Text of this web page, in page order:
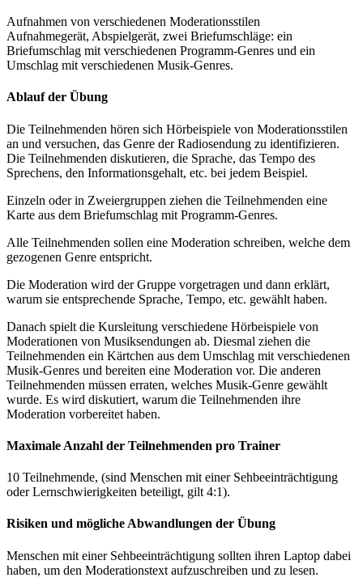
Aufnahmen von verschiedenen Moderationsstilen
Aufnahmegerät, Abspielgerät, zwei Briefumschläge: ein
Briefumschlag mit verschiedenen Programm-Genres und ein
Umschlag mit verschiedenen Musik-Genres.
Ablauf der Übung
Die Teilnehmenden hören sich Hörbeispiele von Moderationsstilen
an und versuchen, das Genre der Radiosendung zu identifizieren.
Die Teilnehmenden diskutieren, die Sprache, das Tempo des
Sprechens, den Informationsgehalt, etc. bei jedem Beispiel.
Einzeln oder in Zweiergruppen ziehen die Teilnehmenden eine
Karte aus dem Briefumschlag mit Programm-Genres.
Alle Teilnehmenden sollen eine Moderation schreiben, welche dem
gezogenen Genre entspricht.
Die Moderation wird der Gruppe vorgetragen und dann erklärt,
warum sie entsprechende Sprache, Tempo, etc. gewählt haben.
Danach spielt die Kursleitung verschiedene Hörbeispiele von
Moderationen von Musiksendungen ab. Diesmal ziehen die
Teilnehmenden ein Kärtchen aus dem Umschlag mit verschiedenen
Musik-Genres und bereiten eine Moderation vor. Die anderen
Teilnehmenden müssen erraten, welches Musik-Genre gewählt
wurde. Es wird diskutiert, warum die Teilnehmenden ihre
Moderation vorbereitet haben.
Maximale Anzahl der Teilnehmenden pro Trainer
10 Teilnehmende, (sind Menschen mit einer Sehbeeinträchtigung
oder Lernschwierigkeiten beteiligt, gilt 4:1).
Risiken und mögliche Abwandlungen der Übung
Menschen mit einer Sehbeeinträchtigung sollten ihren Laptop dabei
haben, um den Moderationstext aufzuschreiben und zu lesen.